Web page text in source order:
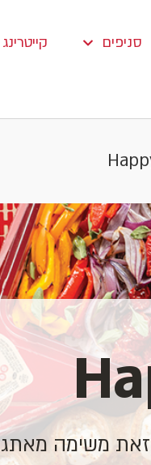
סניפים קייטרינג
משימה